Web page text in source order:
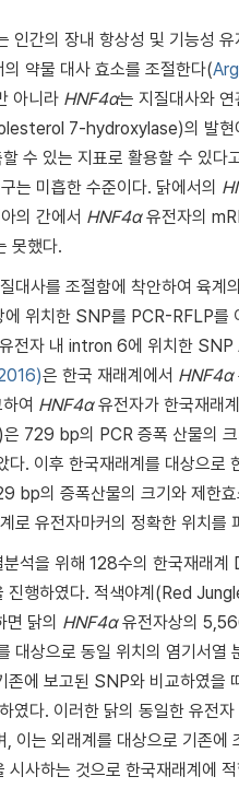
인간의 장내 항상성 및 기능성
약물 대사 효소를 조절한다(
아니라 HNF4α는 지질대사와 연
7-hydroxylase)의 발현
수 있는 지표로 활용할 수 있다
는 미흡한 수준이다. 닭에서의
의 간에서 HNF4α유전자의
못했다.
대사를 조절함에 착안하여 육계
위치한 SNP를 PCR-RFLP를
전자 내 intron 6에 위치한 SNP
은 한국 재래계에서 HNF4α
여 HNF4α유전자가 한국재래
)은 729 bp의 PCR 증폭 산물의 크
. 이후 한국재래계를 대상으로
의 증폭산물의 크기와 제한
유전자마커의 정확한 위치를
석을 위해 128수의 한국재래계
진행하였다. 적색야계(Red
닭의 HNF4α유전자상의
상으로 동일 위치의 염기서열
존에 보고된 SNP와 비교하였을
였다. 이러한 닭의 동일한 유전
이는 외래계를 대상으로 기존에
사하는 것으로 한국재래계에